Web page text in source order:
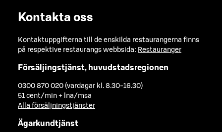
Kontakta oss
Kontaktuppgifterna till de enskilda restaurangerna finns
på respektive restaurangs webbsida: Restauranger
Försäljingstjänst, huvudstadsregionen
0300 870 020 (vardagar kl. 8.30-16.30)
51 cent/min + lna/msa
Alla försäljningstjänster
Ägarkundtjänst